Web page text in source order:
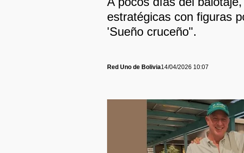
estratégicas con figuras
'Sueño cruceño".
Red Uno de Bolivia14/04/2026 10:07